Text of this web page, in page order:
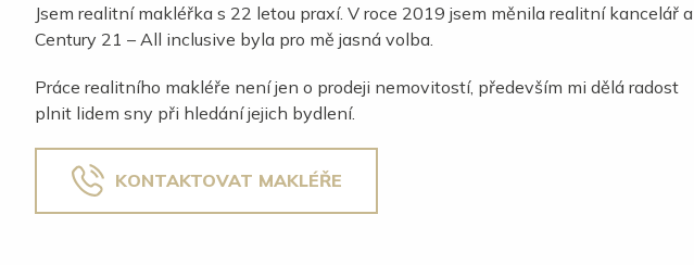
Jsem realitní makléřka s 22 letou praxí. V roce 2019 jsem měnila realitní kancelář a
Century 21 – All inclusive byla pro mě jasná volba.
Práce realitního makléře není jen o prodeji nemovitostí, především mi dělá radost
plnit lidem sny při hledání jejich bydlení.
KONTAKTOVAT MAKLÉŘE